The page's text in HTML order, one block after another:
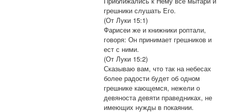
грешники слушать Его.
(От Луки 15:1)
Фарисеи же и книжники роптали,
говоря: Он принимает грешников и
ест с ними.
(От Луки 15:2)
Сказываю вам, что так на небесах
более радости будет об одном
грешнике кающемся, нежели о
девяноста девяти праведниках, не
имеющих нужды в покаянии.